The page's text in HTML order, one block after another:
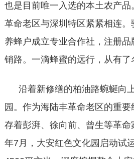
也是目前唯一入选的本土农产品
革命老区与深圳特区紧紧相连
养蜂户成立专业合作社，注册
销路。一滴蜂蜜的远行，从有了
沿着新修缮的柏油路蜿蜒向
园。作为海陆丰革命老区的重
存着彭湃、徐向前、曾生等革命
年7 月，大安红色文化园启动试